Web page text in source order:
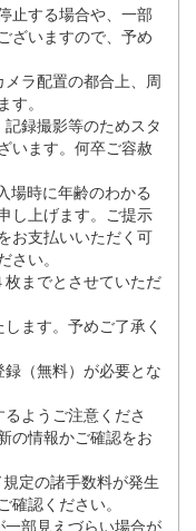
止する場合や、一部
ざいますので、予め
ラ配置の都合上、周
。
録撮影等のためスタ
います。何卒ご容赦
場時に年齢のわかる
し上げます。ご提示
お支払いいただく可
い。
までとさせていただ
ます。予めご了承く
（無料）が必要とな
ようご注意くださ
の情報かご確認をお
定の諸手数料が発生
認ください。
部見えづらい場合が